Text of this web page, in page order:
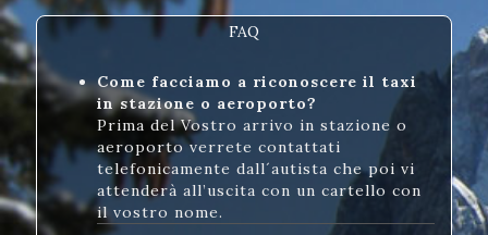
FAQ
Come facciamo a riconoscere il taxi
in stazione o aeroporto?
Prima del Vostro arrivo in stazione o
aeroporto verrete contattati
telefonicamente dall´autista che poi vi
attenderà all’uscita con un cartello con
il vostro nome.